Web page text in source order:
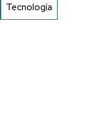
Tecnología